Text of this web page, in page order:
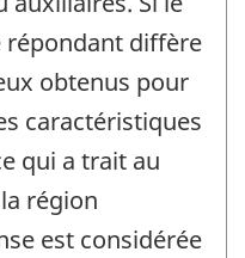
répondant diffère
obtenus pour
caractéristiques
qui a trait au
région
est considérée